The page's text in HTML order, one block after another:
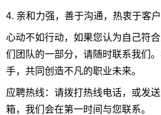
4. 亲和力强，善于沟通，热衷于客户
心动不如行动，如果您认为自己符
们团队的一部分，请随时联系我们
手，共同创造不凡的职业未来。
应聘热线：请拨打热线电话，或发
箱，我们会在第一时间与您联系。